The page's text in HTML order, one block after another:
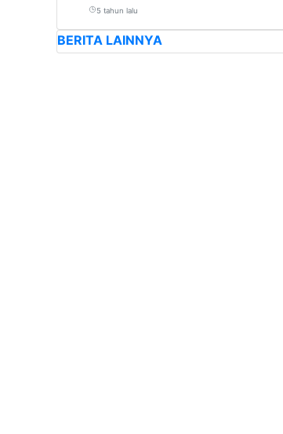
5 tahun lalu
BERITA LAINNYA